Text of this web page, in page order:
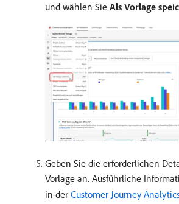
und wählen Sie Als Vorlage
Geben Sie die erforderlichen
Vorlage an. Ausführliche
in der Customer Journey